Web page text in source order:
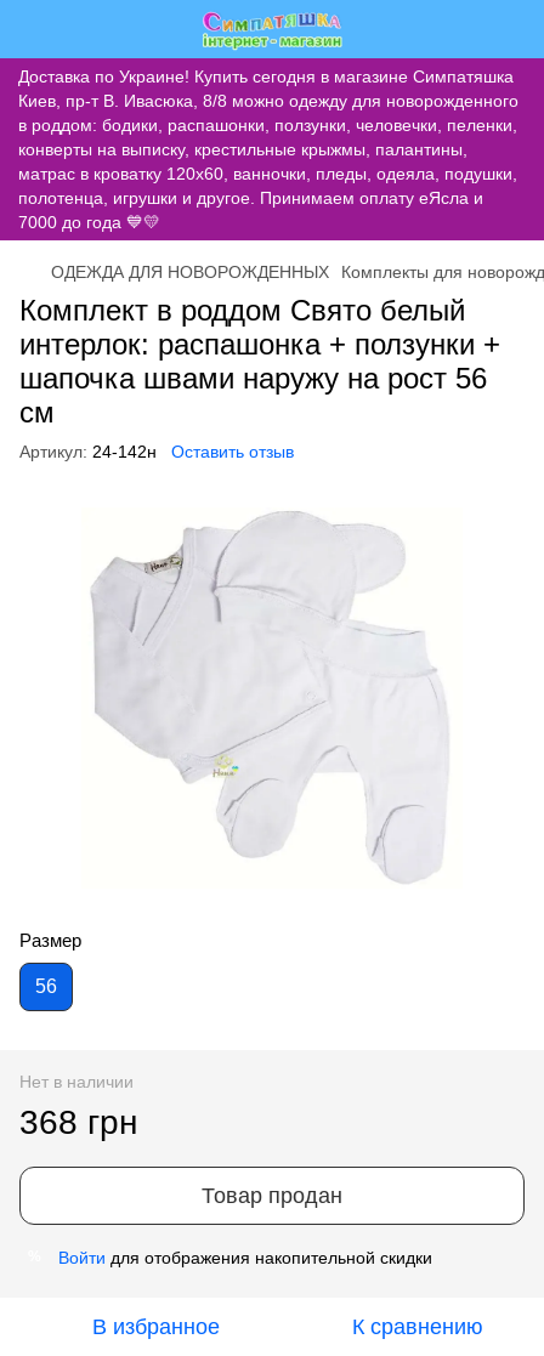
Доставка по Украине! Купить сегодня в магазине Симпатяшка
Киев, пр-т В. Ивасюка, 8/8 можно одежду для новорожденного
в роддом: бодики, распашонки, ползунки, человечки, пеленки,
конверты на выписку, крестильные крыжмы, палантины,
матрас в кроватку 120х60, ванночки, пледы, одеяла, подушки,
полотенца, игрушки и другое. Принимаем оплату еЯсла и
7000 до года 💙💛
ОДЕЖДА ДЛЯ НОВОРОЖДЕННЫХ Комплекты для
Комплект в роддом Свято белый
интерлок: распашонка + ползунки +
шапочка швами наружу на рост 56
см
Артикул: 24-142н Оставить отзыв
Размер
56
Нет в наличии
368 грн
Товар продан
Войти для отображения накопительной скидки
В избранное К сравнению